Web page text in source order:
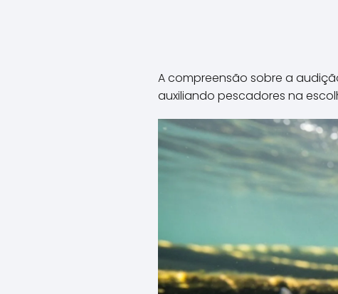
A compreensão sobre a
auxiliando pescadores na